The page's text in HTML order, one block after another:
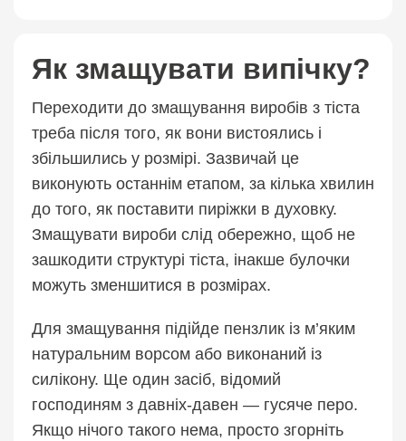
Як змащувати випічку?
Переходити до змащування виробів з тіста
треба після того, як вони вистоялись і
збільшились у розмірі. Зазвичай це
виконують останнім етапом, за кілька хвилин
до того, як поставити пиріжки в духовку.
Змащувати вироби слід обережно, щоб не
зашкодити структурі тіста, інакше булочки
можуть зменшитися в розмірах.
Для змащування підійде пензлик із м’яким
натуральним ворсом або виконаний із
силікону. Ще один засіб, відомий
господиням з давніх-давен — гусяче перо.
Якщо нічого такого нема, просто згорніть